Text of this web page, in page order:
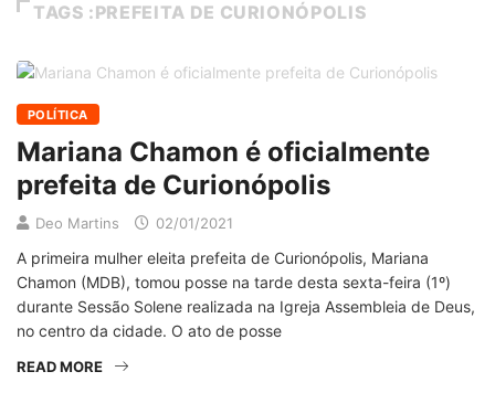
TAGS :PREFEITA DE CURIONÓPOLIS
POLÍTICA
Mariana Chamon é oficialmente
prefeita de Curionópolis
Deo Martins 02/01/2021
A primeira mulher eleita prefeita de Curionópolis, Mariana
Chamon (MDB), tomou posse na tarde desta sexta-feira (1º)
durante Sessão Solene realizada na Igreja Assembleia de Deus,
no centro da cidade. O ato de posse
READ MORE